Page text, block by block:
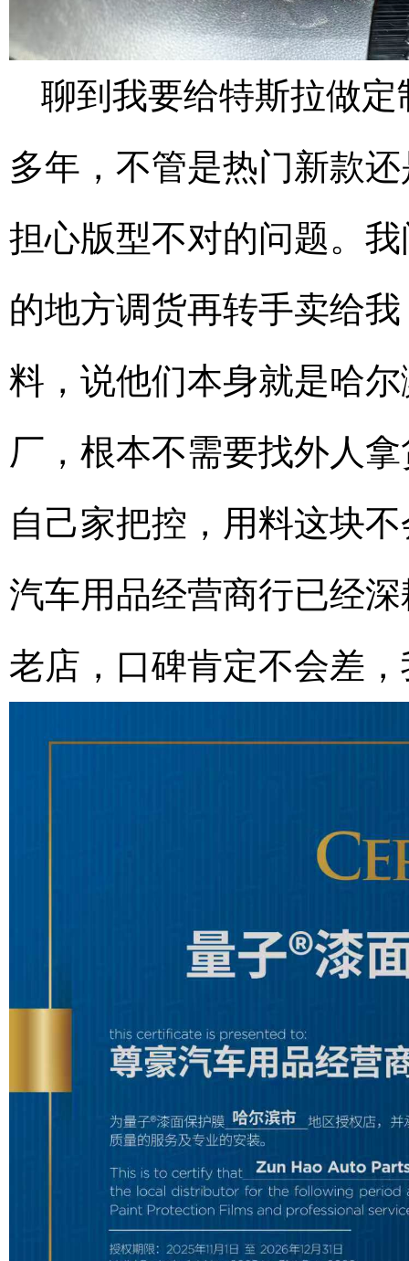
聊到我要给特斯拉做
多年，不管是热门新款
担心版型不对的问题。
的地方调货再转手卖给
料，说他们本身就是哈
厂，根本不需要找外人
自己家把控，用料这块
汽车用品经营商行已经
老店，口碑肯定不会差